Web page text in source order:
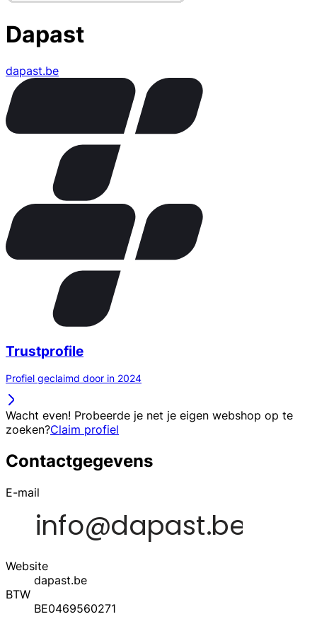
Dapast
dapast.be
Trustprofile
Profiel geclaimd door in 2024
Wacht even! Probeerde je net je eigen webshop op te
zoeken?Claim profiel
Contactgegevens
E-mail
Website
dapast.be
BTW
BE0469560271